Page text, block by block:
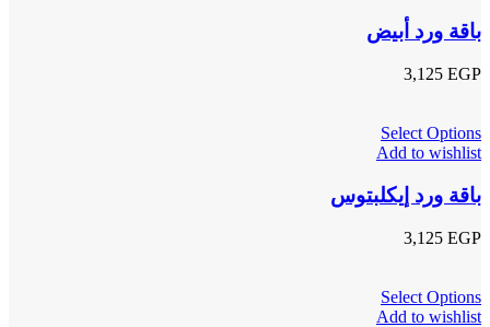
باقة ورد أبيض
3,125 EGP
Select Options
Add to wishlist
باقة ورد إيكلبتوس
3,125 EGP
Select Options
Add to wishlist